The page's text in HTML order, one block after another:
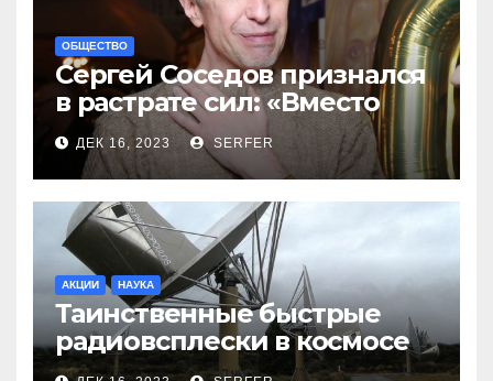
ОБЩЕСТВО
Сергей Соседов признался
в растрате сил: «Вместо
меня взяли Пригожина»
ДЕК 16, 2023 SERFER
АКЦИИ НАУКА
Таинственные быстрые
радиовсплески в космосе
сделались все более